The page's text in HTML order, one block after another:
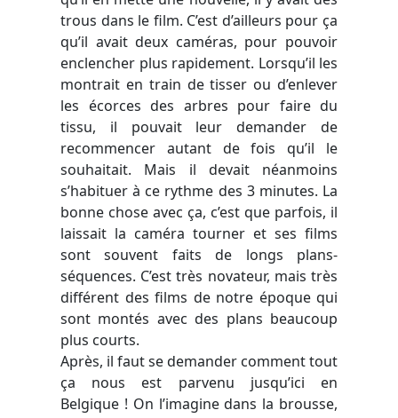
trous dans le film. C’est d’ailleurs pour ça
qu’il avait deux caméras, pour pouvoir
enclencher plus rapidement. Lorsqu’il les
montrait en train de tisser ou d’enlever
les écorces des arbres pour faire du
tissu, il pouvait leur demander de
recommencer autant de fois qu’il le
souhaitait. Mais il devait néanmoins
s’habituer à ce rythme des 3 minutes. La
bonne chose avec ça, c’est que parfois, il
laissait la caméra tourner et ses films
sont souvent faits de longs plans-
séquences. C’est très novateur, mais très
différent des films de notre époque qui
sont montés avec des plans beaucoup
plus courts.
Après, il faut se demander comment tout
ça nous est parvenu jusqu’ici en
Belgique ! On l’imagine dans la brousse,